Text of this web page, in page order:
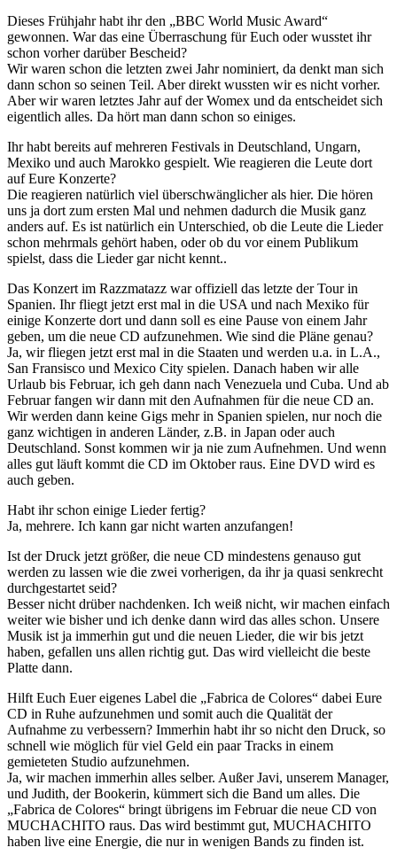
Dieses Frühjahr habt ihr den „BBC World Music Award“
gewonnen. War das eine Überraschung für Euch oder wusstet ihr
schon vorher darüber Bescheid?
Wir waren schon die letzten zwei Jahr nominiert, da denkt man sich
dann schon so seinen Teil. Aber direkt wussten wir es nicht vorher.
Aber wir waren letztes Jahr auf der Womex und da entscheidet sich
eigentlich alles. Da hört man dann schon so einiges.
Ihr habt bereits auf mehreren Festivals in Deutschland, Ungarn,
Mexiko und auch Marokko gespielt. Wie reagieren die Leute dort
auf Eure Konzerte?
Die reagieren natürlich viel überschwänglicher als hier. Die hören
uns ja dort zum ersten Mal und nehmen dadurch die Musik ganz
anders auf. Es ist natürlich ein Unterschied, ob die Leute die Lieder
schon mehrmals gehört haben, oder ob du vor einem Publikum
spielst, dass die Lieder gar nicht kennt..
Das Konzert im Razzmatazz war offiziell das letzte der Tour in
Spanien. Ihr fliegt jetzt erst mal in die USA und nach Mexiko für
einige Konzerte dort und dann soll es eine Pause von einem Jahr
geben, um die neue CD aufzunehmen. Wie sind die Pläne genau?
Ja, wir fliegen jetzt erst mal in die Staaten und werden u.a. in L.A.,
San Fransisco und Mexico City spielen. Danach haben wir alle
Urlaub bis Februar, ich geh dann nach Venezuela und Cuba. Und ab
Februar fangen wir dann mit den Aufnahmen für die neue CD an.
Wir werden dann keine Gigs mehr in Spanien spielen, nur noch die
ganz wichtigen in anderen Länder, z.B. in Japan oder auch
Deutschland. Sonst kommen wir ja nie zum Aufnehmen. Und wenn
alles gut läuft kommt die CD im Oktober raus. Eine DVD wird es
auch geben.
Habt ihr schon einige Lieder fertig?
Ja, mehrere. Ich kann gar nicht warten anzufangen!
Ist der Druck jetzt größer, die neue CD mindestens genauso gut
werden zu lassen wie die zwei vorherigen, da ihr ja quasi senkrecht
durchgestartet seid?
Besser nicht drüber nachdenken. Ich weiß nicht, wir machen einfach
weiter wie bisher und ich denke dann wird das alles schon. Unsere
Musik ist ja immerhin gut und die neuen Lieder, die wir bis jetzt
haben, gefallen uns allen richtig gut. Das wird vielleicht die beste
Platte dann.
Hilft Euch Euer eigenes Label die „Fabrica de Colores“ dabei Eure
CD in Ruhe aufzunehmen und somit auch die Qualität der
Aufnahme zu verbessern? Immerhin habt ihr so nicht den Druck, so
schnell wie möglich für viel Geld ein paar Tracks in einem
gemieteten Studio aufzunehmen.
Ja, wir machen immerhin alles selber. Außer Javi, unserem Manager,
und Judith, der Bookerin, kümmert sich die Band um alles. Die
„Fabrica de Colores“ bringt übrigens im Februar die neue CD von
MUCHACHITO raus. Das wird bestimmt gut, MUCHACHITO
haben live eine Energie, die nur in wenigen Bands zu finden ist.